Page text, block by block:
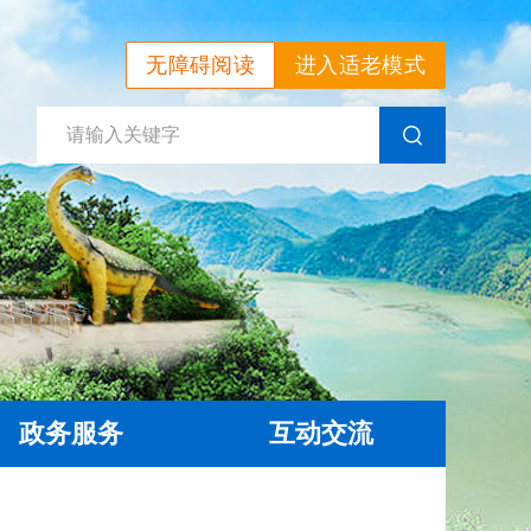
进入适老模式
无障碍阅读
政务服务 互动交流